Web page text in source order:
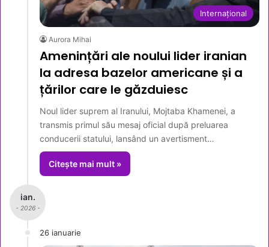
Internațional
Aurora Mihai
Amenințări ale noului lider iranian
la adresa bazelor americane și a
țărilor care le găzduiesc
Noul lider suprem al Iranului, Mojtaba Khamenei, a
transmis primul său mesaj oficial după preluarea
conducerii statului, lansând un avertisment…
Citește mai mult »
ian.
- 2026 -
26 ianuarie